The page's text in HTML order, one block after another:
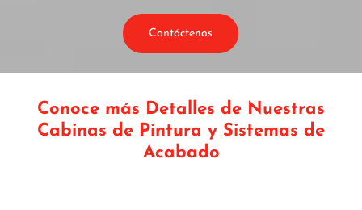
Contáctenos
Conoce más Detalles de Nuestras
Cabinas de Pintura y Sistemas de
Acabado